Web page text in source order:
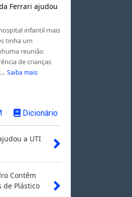
Ferrari ajudou
infantil mais
tinha um
reunião
de crianças
Saiba mais
Dicionário
a UTI
Contêm
de Plástico